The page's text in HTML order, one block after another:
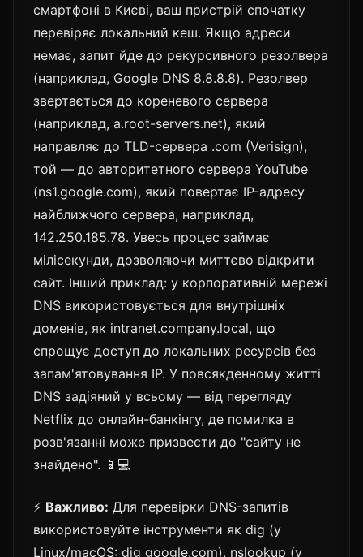
смартфоні в Києві, ваш пристрій спочатку
перевіряє локальний кеш. Якщо адреси
немає, запит йде до рекурсивного резолвера
(наприклад, Google DNS 8.8.8.8). Резолвер
звертається до кореневого сервера
(наприклад, a.root-servers.net), який
направляє до TLD-сервера .com (Verisign),
той — до авторитетного сервера YouTube
(ns1.google.com), який повертає IP-адресу
найближчого сервера, наприклад,
142.250.185.78. Увесь процес займає
мілісекунди, дозволяючи миттєво відкрити
сайт. Інший приклад: у корпоративній мережі
DNS використовується для внутрішніх
доменів, як intranet.company.local, що
спрощує доступ до локальних ресурсів без
запам'ятовування IP. У повсякденному житті
DNS задіяний у всьому — від перегляду
Netflix до онлайн-банкінгу, де помилка в
розв'язанні може призвести до "сайту не
знайдено". 📱💻
⚡ Важливо: Для перевірки DNS-запитів
використовуйте інструменти як dig (у
Linux/macOS: dig google.com), nslookup (у